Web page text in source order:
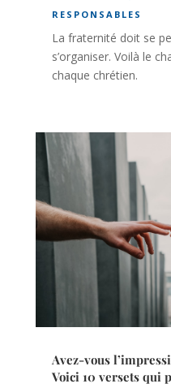
RESPONSABLES
La fraternité doit se
s’organiser. Voilà le
chaque chrétien.
Avez-vous
Voici 10 versets qui